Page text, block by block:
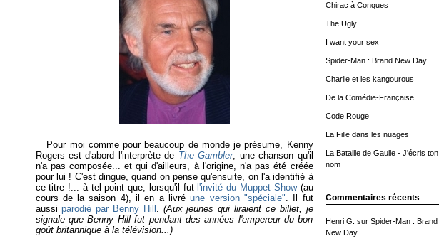
Chirac à Conques
The Ugly
I want your sex
Spider-Man : Brand New Day
Charlie et les kangourous
De la Comédie-Française
Code Rouge
La Fille dans les nuages
La Bataille de Gaulle - J'écris ton
nom
Commentaires récents
Henri G. sur Spider-Man : Brand
New Day
Pour moi comme pour beaucoup de monde je présume, Kenny
Rogers est d'abord l'interprète de The Gambler, une chanson qu'il
n'a pas composée... et qui d'ailleurs, à l'origine, n'a pas été créée
pour lui ! C'est dingue, quand on pense qu'ensuite, on l'a identifié à
ce titre !... à tel point que, lorsqu'il fut l'invité du Muppet Show(au
cours de la saison 4), il en a livréune version "spéciale". Il fut
aussiparodié par Benny Hill . (Aux jeunes qui liraient ce billet, je
signale que Benny Hill fut pendant des années l'empereur du bon
goût britannique à la télévision...)